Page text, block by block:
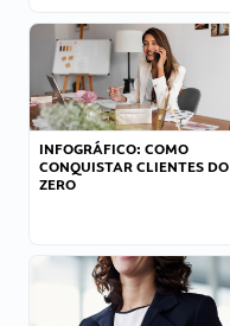
INFOGRÁFICO: COMO
CONQUISTAR CLIENTES DO
ZERO